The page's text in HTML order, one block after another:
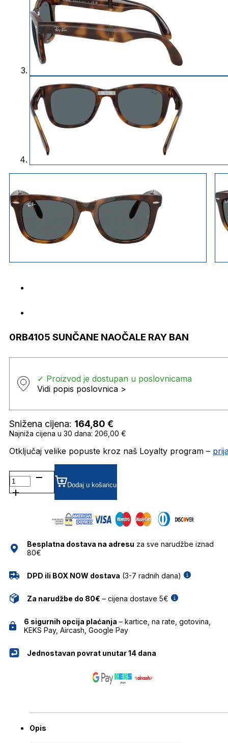
0RB4105 SUNČANE NAOČALE RAY BAN
✓ Proizvod je dostupan u poslovnicama
Vidi popis poslovnica >
Snižena cijena: 164,80 €
Najniža cijena u 30 dana: 206,00 €
Otključaj velike popuste kroz naš Loyalty program –
0RB4105 SUNČANE
NAOČALE
RAY
Dodaj u košaricu
Besplatna dostava na adresu za sve narudžbe iznad
80€
DPD ili BOX NOW dostava (3-7 radnih dana)
Za narudžbe do 80€ – cijena dostave 5€
6 sigurnih opcija plaćanja – kartice, na rate, gotovina,
KEKS Pay, Aircash, Google Pay
Jednostavan povrat unutar 14 dana
Opis